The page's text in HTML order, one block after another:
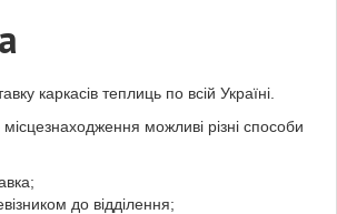
каркасів теплиць по всій Україні.
можливі різні способи
до відділення;